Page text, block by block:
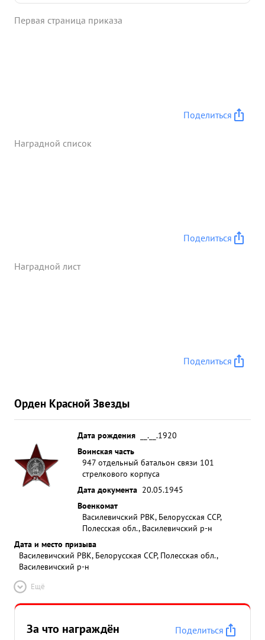
Первая страница приказа
Поделиться
Наградной список
Поделиться
Наградной лист
Поделиться
Орден Красной Звезды
Дата рождения
__.__.1920
Воинская часть
947 отдельный батальон связи 101
стрелкового корпуса
Дата документа 20.05.1945
Военкомат
Василевичский РВК, Белорусская ССР,
Полесская обл., Василевичский р-н
Дата и место призыва
Василевичский РВК, Белорусская ССР, Полесская обл.,
Василевичский р-н
Ещё
За что награждён Поделиться